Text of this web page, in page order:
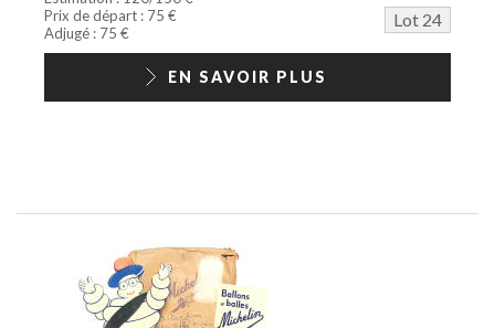
Prix de départ : 75 €
Lot 24
Adjugé : 75 €
EN SAVOIR PLUS